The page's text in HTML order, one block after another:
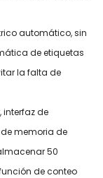
automático, sin
de etiquetas
la falta de
interfaz de
memoria de
50
de conteo